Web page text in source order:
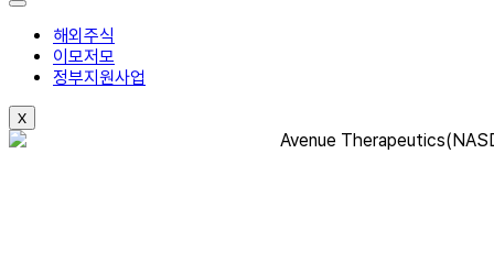
너
해외주식
이모저모
정부지원사업
X